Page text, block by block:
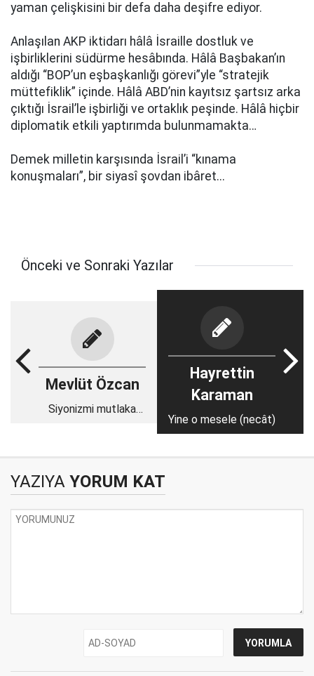
yaman çelişkisini bir defa daha deşifre ediyor.
Anlaşılan AKP iktidarı hâlâ İsraille dostluk ve
işbirliklerini südürme hesâbında. Hâlâ Başbakan’ın
aldığı “BOP’un eşbaşkanlığı görevi”yle “stratejik
müttefiklik” içinde. Hâlâ ABD’nin kayıtsız şartsız arka
çıktığı İsrail’le işbirliği ve ortaklık peşinde. Hâlâ hiçbir
diplomatik etkili yaptırımda bulunmamakta…
Demek milletin karşısında İsrail’i “kınama
konuşmaları”, bir siyasî şovdan ibâret...
Önceki ve Sonraki Yazılar
Mevlüt Özcan
Siyonizmi mutlaka
Hayrettin
Karaman
Yine o mesele (necât)
YAZIYA YORUM KAT